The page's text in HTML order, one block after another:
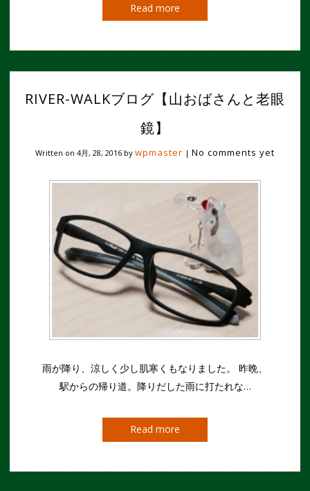
Read more
RIVER-WALKブログ【山おばさんと老眼
鏡】
Written on 4月, 28, 2016 by wpmaster | No comments yet
雨が降り、涼しく少し肌寒くもなりました。 昨晩、
駅からの帰り道。降りだした雨に打たれな…
Read more